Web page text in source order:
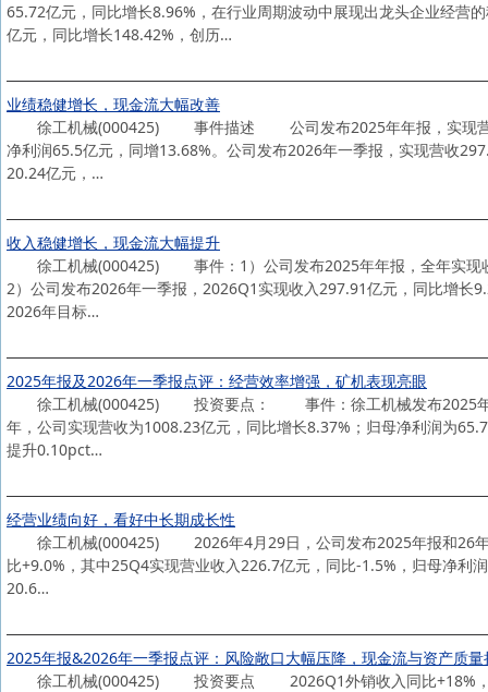
65.72亿元，同比增长8.96%，在行业周期波动中展现出龙头企业经营
亿元，同比增长148.42%，创历…
业绩稳健增长，现金流大幅改善
徐工机械(000425) 事件描述 公司发布2025年年报，实现营收
净利润65.5亿元，同增13.68%。公司发布2026年一季报，实现营收
20.24亿元，…
收入稳健增长，现金流大幅提升
徐工机械(000425) 事件：1）公司发布2025年年报，全年实现
2）公司发布2026年一季报，2026Q1实现收入297.91亿元，同比增
2026年目标…
2025年报及2026年一季报点评：经营效率增强，矿机表现亮眼
徐工机械(000425) 投资要点： 事件：徐工机械发布2025
年，公司实现营收为1008.23亿元，同比增长8.37%；归母净利润为
提升0.10pct…
经营业绩向好，看好中长期成长性
徐工机械(000425) 2026年4月29日，公司发布2025年报和26年
比+9.0%，其中25Q4实现营业收入226.7亿元，同比-1.5%，归母净
20.6…
2025年报&2026年一季报点评：风险敞口大幅压降，现金流与资产质量
徐工机械(000425) 投资要点 2026Q1外销收入同比+18%，